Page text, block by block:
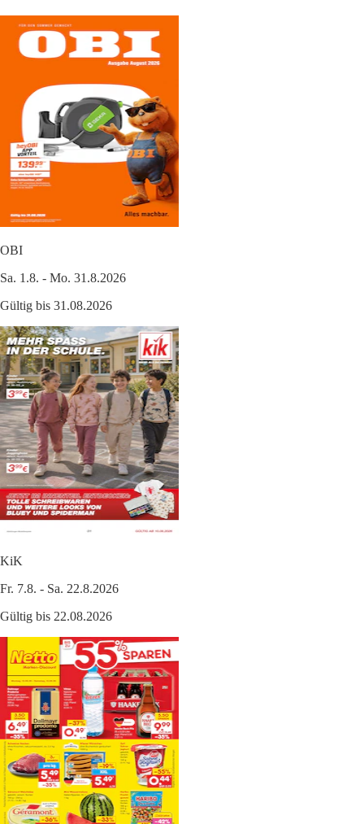
OBI
Sa. 1.8. - Mo. 31.8.2026
Gültig bis 31.08.2026
KiK
Fr. 7.8. - Sa. 22.8.2026
Gültig bis 22.08.2026